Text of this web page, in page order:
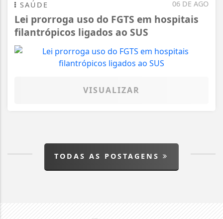
06 DE AGO
SAÚDE
Lei prorroga uso do FGTS em hospitais
filantrópicos ligados ao SUS
VISUALIZAR
TODAS AS POSTAGENS